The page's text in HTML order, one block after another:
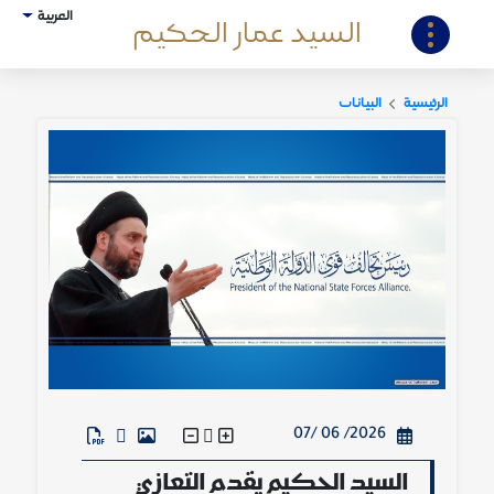
العربية السيد عمار الحكيم
الرئيسية البيانات
2026/ 06 /07
السيد الحكيم يقدم التعازي